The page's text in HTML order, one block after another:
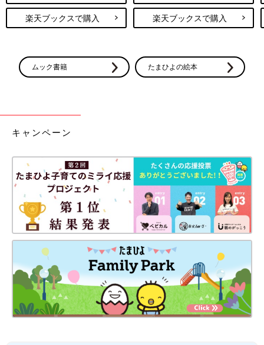
楽天ブックスで購入 楽天ブックスで購入
ムック書籍 たまひよの絵本
キャンペーン